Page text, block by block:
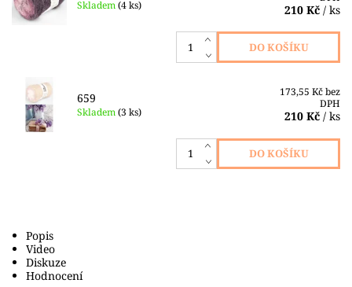
Skladem(4 ks) 210 Kč / ks
659
Skladem(3 ks)
173,55 Kč bez
DPH
210 Kč / ks
Popis
Video
Diskuze
Hodnocení